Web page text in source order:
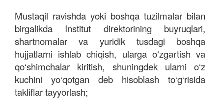
Mustaqil ravishda yoki boshqa tuzilmalar bilan
birgalikda Institut direktorining buyruqlari,
shartnomalar va yuridik tusdagi boshqa
hujjatlarni ishlab chiqish, ularga o‘zgartish va
qo‘shimchalar kiritish, shuningdek ularni o‘z
kuchini yo‘qotgan deb hisoblash to‘g‘risida
takliflar tayyorlash;